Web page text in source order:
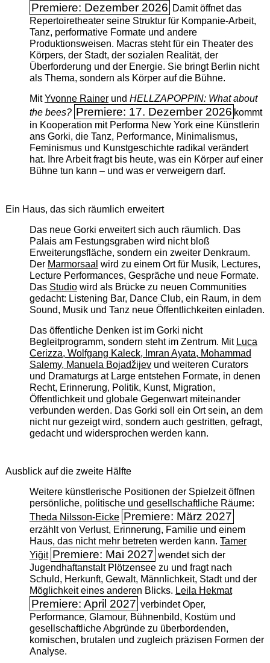
Premiere: Dezember 2026 Damit öffnet das
Repertoiretheater seine Struktur für Kompanie-Arbeit,
Tanz, performative Formate und andere
Produktionsweisen. Macras steht für ein Theater des
Körpers, der Stadt, der sozialen Realität, der
Überforderung und der Energie. Sie bringt Berlin nicht
als Thema, sondern als Körper auf die Bühne.
MitYvonne Rainerund HELLZAPOPPIN: What about
the bees? Premiere: 17. Dezember 2026 kommt
in Kooperation mit Performa New York eine Künstlerin
ans Gorki, die Tanz, Performance, Minimalismus,
Feminismus und Kunstgeschichte radikal verändert
hat. Ihre Arbeit fragt bis heute, was ein Körper auf einer
Bühne tun kann – und was er verweigern darf.
Ein Haus, das sich räumlich erweitert
Das neue Gorki erweitert sich auch räumlich. Das
Palais am Festungsgraben wird nicht bloß
Erweiterungsfläche, sondern ein zweiter Denkraum.
Der Marmorsaal wird zu einem Ort für Musik, Lectures,
Lecture Performances, Gespräche und neue Formate.
Das Studiowird als Brücke zu neuen Communities
gedacht: Listening Bar, Dance Club, ein Raum, in dem
Sound, Musik und Tanz neue Öffentlichkeiten einladen.
Das öffentliche Denken ist im Gorki nicht
Begleitprogramm, sondern steht im Zentrum. Mit Luca
Cerizza, Wolfgang Kaleck, Imran Ayata, Mohammad
Salemy, Manuela Bojadžijevund weiteren Curators
und Dramaturgs at Large entstehen Formate, in denen
Recht, Erinnerung, Politik, Kunst, Migration,
Öffentlichkeit und globale Gegenwart miteinander
verbunden werden. Das Gorki soll ein Ort sein, an dem
nicht nur gezeigt wird, sondern auch gestritten, gefragt,
gedacht und widersprochen werden kann.
Ausblick auf die zweite Hälfte
Weitere künstlerische Positionen der Spielzeit öffnen
persönliche, politische und gesellschaftliche Räume:
Theda Nilsson-Eicke Premiere: März 2027
erzählt von Verlust, Erinnerung, Familie und einem
Haus, das nicht mehr betreten werden kann. Tamer
Yiğit Premiere: Mai 2027 wendet sich der
Jugendhaftanstalt Plötzensee zu und fragt nach
Schuld, Herkunft, Gewalt, Männlichkeit, Stadt und der
Möglichkeit eines anderen Blicks. Leila Hekmat
Premiere: April 2027 verbindet Oper,
Performance, Glamour, Bühnenbild, Kostüm und
gesellschaftliche Abgründe zu überbordenden,
komischen, brutalen und zugleich präzisen Formen der
Analyse.